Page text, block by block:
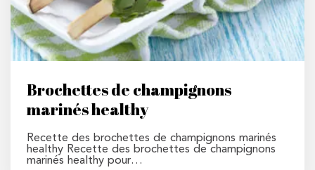
Brochettes de champignons
marinés healthy
Recette des brochettes de champignons marinés
healthy Recette des brochettes de champignons
marinés healthy pour…